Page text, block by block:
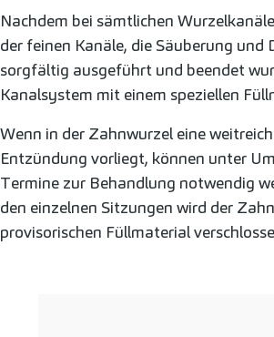
Nachdem bei sämtlichen
der feinen Kanäle, die Säuberung und
sorgfältig ausgeführt und beendet
Kanalsystem mit einem speziellen
Wenn in der Zahnwurzel eine
Entzündung vorliegt, können unter
Termine zur Behandlung notwendig
den einzelnen Sitzungen wird der
provisorischen Füllmaterial